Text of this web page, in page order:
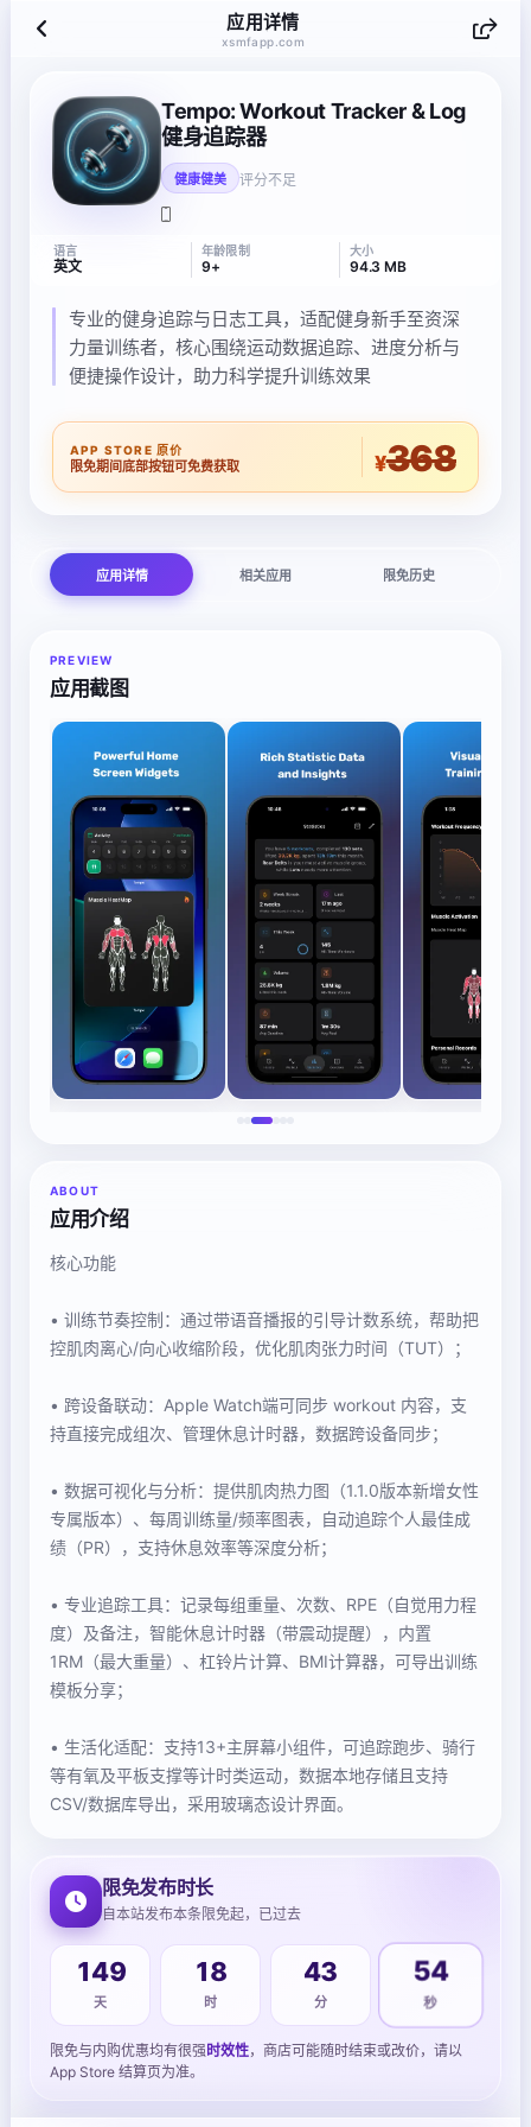
应用详情
xsmfapp.com
Tempo: Workout Tracker & Log
健身追踪器
健康健美 评分不足
语言
英文
年龄限制
9+
大小
94.3 MB
专业的健身追踪与日志工具，适配健身新手至资深
力量训练者，核心围绕运动数据追踪、进度分析与
便捷操作设计，助力科学提升训练效果
APP STORE 原价
限免期间底部按钮可免费获取 ¥368
应用详情 相关应用 限免历史
PREVIEW
应用截图
ABOUT
应用介绍
核心功能
• 训练节奏控制：通过带语音播报的引导计数系统，帮助把
控肌肉离心/向心收缩阶段，优化肌肉张力时间（TUT）；
• 跨设备联动：Apple Watch端可同步 workout 内容，支
持直接完成组次、管理休息计时器，数据跨设备同步；
• 数据可视化与分析：提供肌肉热力图（1.1.0版本新增女性
专属版本）、每周训练量/频率图表，自动追踪个人最佳成
绩（PR），支持休息效率等深度分析；
• 专业追踪工具：记录每组重量、次数、RPE（自觉用力程
度）及备注，智能休息计时器（带震动提醒），内置
1RM（最大重量）、杠铃片计算、BMI计算器，可导出训练
模板分享；
• 生活化适配：支持13+主屏幕小组件，可追踪跑步、骑行
等有氧及平板支撑等计时类运动，数据本地存储且支持
CSV/数据库导出，采用玻璃态设计界面。
限免发布时长
自本站发布本条限免起，已过去
149
天
18
时
43
分
54
秒
限免与内购优惠均有很强时效性，商店可能随时结束或改价，请以
App Store 结算页为准。